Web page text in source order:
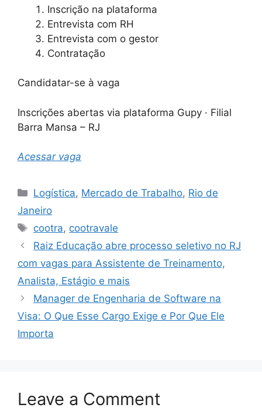
Inscrição na plataforma
Entrevista com RH
Entrevista com o gestor
Contratação
Candidatar-se à vaga
Inscrições abertas via plataforma Gupy · Filial
Barra Mansa – RJ
Acessar vaga
Categories
Logística, Mercado de Trabalho, Rio de
Janeiro
Tags
cootra, cootravale
Raiz Educação abre processo seletivo no RJ
com vagas para Assistente de Treinamento,
Analista, Estágio e mais
Manager de Engenharia de Software na
Visa: O Que Esse Cargo Exige e Por Que Ele
Importa
Leave a Comment